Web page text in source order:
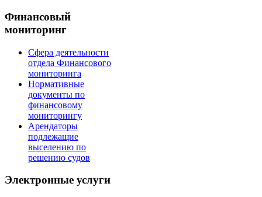
Финансовый
мониторинг
Сфера деятельности
отдела Финансового
мониторинга
Нормативные
документы по
финансовому
мониторингу
Арендаторы
подлежащие
выселению по
решению судов
Электронные услуги